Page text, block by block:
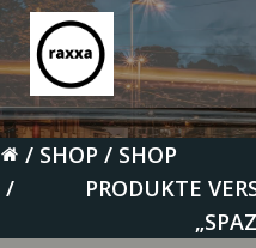
SHOP
SHOP
PRODUKTE